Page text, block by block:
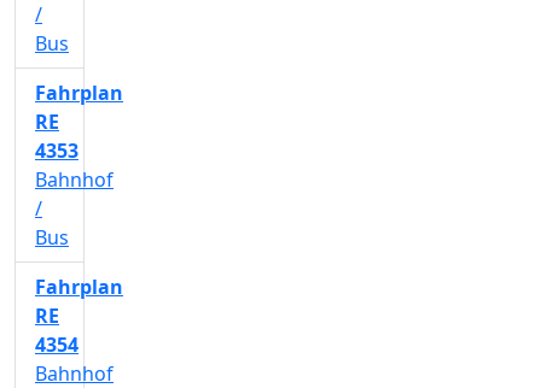
/
Bus
Fahrplan
RE
4353
Bahnhof
/
Bus
Fahrplan
RE
4354
Bahnhof